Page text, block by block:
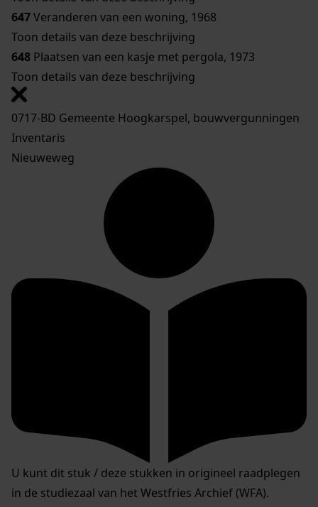
647Veranderen van een woning, 1968
Toon details van deze beschrijving
648 Plaatsen van een kasje met pergola, 1973
Toon details van deze beschrijving
0717-BD Gemeente Hoogkarspel, bouwvergunningen
Inventaris
Nieuweweg
U kunt dit stuk / deze stukken in origineel raadplegen
in de studiezaal van het Westfries Archief (WFA).